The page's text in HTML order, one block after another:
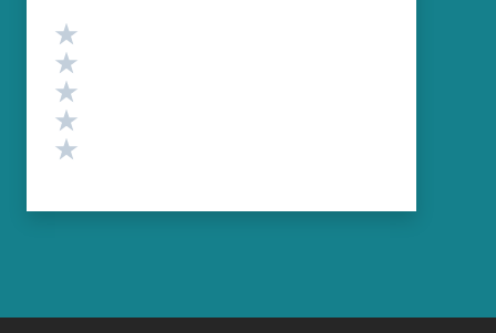
Valutazione